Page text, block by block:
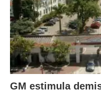
GM estimula